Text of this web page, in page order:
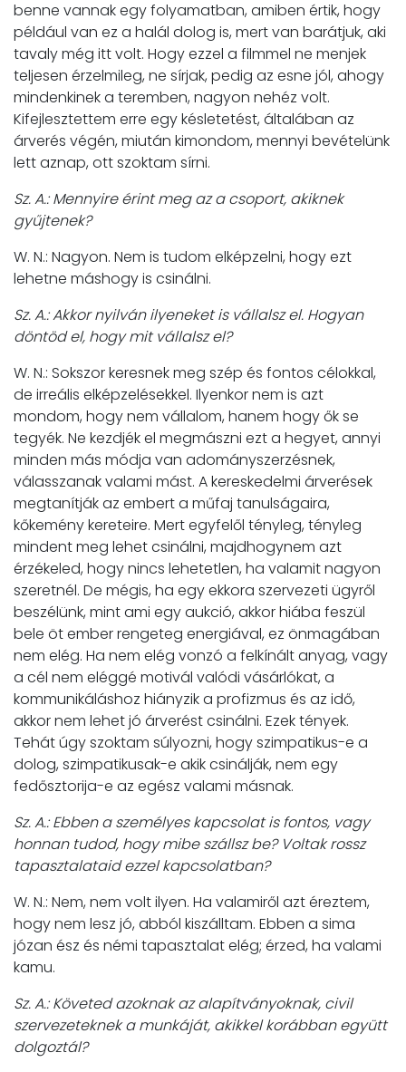
benne vannak egy folyamatban, amiben értik, hogy
például van ez a halál dolog is, mert van barátjuk, aki
tavaly még itt volt. Hogy ezzel a filmmel ne menjek
teljesen érzelmileg, ne sírjak, pedig az esne jól, ahogy
mindenkinek a teremben, nagyon nehéz volt.
Kifejlesztettem erre egy késletetést, általában az
árverés végén, miután kimondom, mennyi bevételünk
lett aznap, ott szoktam sírni.
Sz. A.: Mennyire érint meg az a csoport, akiknek
gyűjtenek?
W. N.: Nagyon. Nem is tudom elképzelni, hogy ezt
lehetne máshogy is csinálni.
Sz. A.: Akkor nyilván ilyeneket is vállalsz el. Hogyan
döntöd el, hogy mit vállalsz el?
W. N.: Sokszor keresnek meg szép és fontos célokkal,
de irreális elképzelésekkel. Ilyenkor nem is azt
mondom, hogy nem vállalom, hanem hogy ők se
tegyék. Ne kezdjék el megmászni ezt a hegyet, annyi
minden más módja van adományszerzésnek,
válasszanak valami mást. A kereskedelmi árverések
megtanítják az embert a műfaj tanulságaira,
kőkemény kereteire. Mert egyfelől tényleg, tényleg
mindent meg lehet csinálni, majdhogynem azt
érzékeled, hogy nincs lehetetlen, ha valamit nagyon
szeretnél. De mégis, ha egy ekkora szervezeti ügyről
beszélünk, mint ami egy aukció, akkor hiába feszül
bele öt ember rengeteg energiával, ez önmagában
nem elég. Ha nem elég vonzó a felkínált anyag, vagy
a cél nem eléggé motivál valódi vásárlókat, a
kommunikáláshoz hiányzik a profizmus és az idő,
akkor nem lehet jó árverést csinálni. Ezek tények.
Tehát úgy szoktam súlyozni, hogy szimpatikus-e a
dolog, szimpatikusak-e akik csinálják, nem egy
fedősztorija-e az egész valami másnak.
Sz. A.: Ebben a személyes kapcsolat is fontos, vagy
honnan tudod, hogy mibe szállsz be? Voltak rossz
tapasztalataid ezzel kapcsolatban?
W. N.: Nem, nem volt ilyen. Ha valamiről azt éreztem,
hogy nem lesz jó, abból kiszálltam. Ebben a sima
józan ész és némi tapasztalat elég; érzed, ha valami
kamu.
Sz. A.: Követed azoknak az alapítványoknak, civil
szervezeteknek a munkáját, akikkel korábban együtt
dolgoztál?